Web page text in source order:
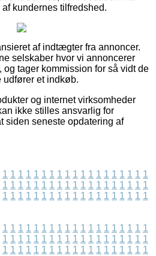
kundernes tilfredshed.
af indtægter fra annoncer.
selskaber hvor vi annoncerer
og tager kommission for så vidt de
udfører et indkøb.
og internet virksomheder
ikke stilles ansvarlig for
siden seneste opdatering af
1 1 1 1 1 1 1 1 1 1 1 1 1 1 1 1 1 1 1
1 1 1 1 1 1 1 1 1 1 1 1 1 1 1 1 1 1 1
1 1 1 1 1 1 1 1 1 1 1 1 1 1 1 1 1 1 1
1 1 1 1 1 1 1 1 1 1 1 1 1 1 1 1 1 1 1
1 1 1 1 1 1 1 1 1 1 1 1 1 1 1 1 1 1 1
1 1 1 1 1 1 1 1 1 1 1 1 1 1 1 1 1 1 1